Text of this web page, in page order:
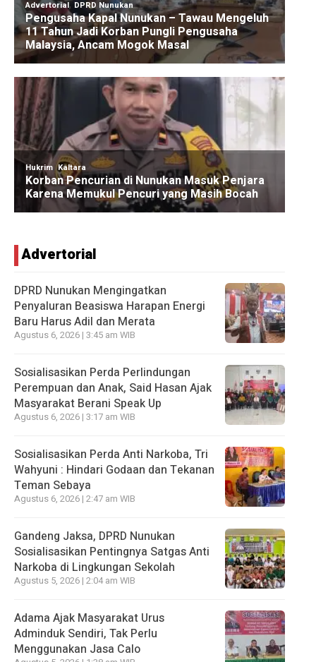
Advertorial
DPRD Nunukan Mengingatkan
Penyaluran Beasiswa Harapan Energi
Baru Harus Adil dan Merata
Agustus 6, 2026 | 3:45 am WIB
Sosialisasikan Perda Perlindungan
Perempuan dan Anak, Said Hasan Ajak
Masyarakat Berani Speak Up
Agustus 6, 2026 | 3:17 am WIB
Sosialisasikan Perda Anti Narkoba, Tri
Wahyuni : Hindari Godaan dan Tekanan
Teman Sebaya
Agustus 6, 2026 | 2:47 am WIB
Gandeng Jaksa, DPRD Nunukan
Sosialisasikan Pentingnya Satgas Anti
Narkoba di Lingkungan Sekolah
Agustus 5, 2026 | 2:04 am WIB
Adama Ajak Masyarakat Urus
Adminduk Sendiri, Tak Perlu
Menggunakan Jasa Calo